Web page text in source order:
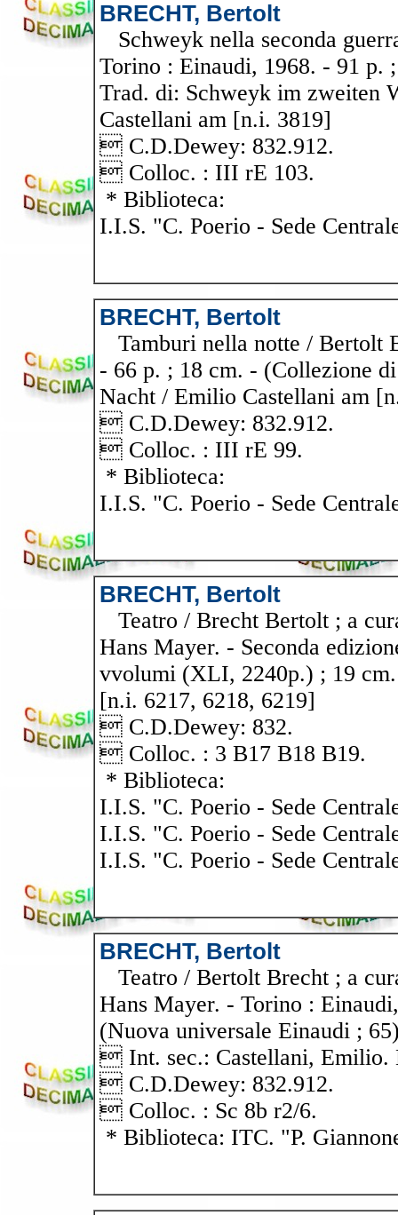
BRECHT, Bertolt
Schweyk nella seconda
Torino : Einaudi, 1968. - 91 p.
Trad. di: Schweyk im zweiten
Castellani am [n.i. 3819]
 C.D.Dewey: 832.912.
 Colloc. : III rE 103.
* Biblioteca:
I.I.S. "C. Poerio - Sede
BRECHT, Bertolt
Tamburi nella notte / Bertolt
- 66 p. ; 18 cm. - (Collezione
Nacht / Emilio Castellani am
 C.D.Dewey: 832.912.
 Colloc. : III rE 99.
* Biblioteca:
I.I.S. "C. Poerio - Sede
BRECHT, Bertolt
Teatro / Brecht Bertolt ; a
Hans Mayer. - Seconda
vvolumi (XLI, 2240p.) ; 19
[n.i. 6217, 6218, 6219]
 C.D.Dewey: 832.
 Colloc. : 3 B17 B18 B19.
* Biblioteca:
I.I.S. "C. Poerio - Sede
I.I.S. "C. Poerio - Sede
I.I.S. "C. Poerio - Sede
BRECHT, Bertolt
Teatro / Bertolt Brecht ; a
Hans Mayer. - Torino :
(Nuova universale Einaudi ;
 Int. sec.: Castellani, Emilio.
 C.D.Dewey: 832.912.
 Colloc. : Sc 8b r2/6.
* Biblioteca: ITC. "P.